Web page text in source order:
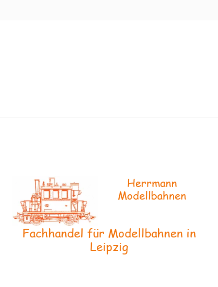
Herrmann
Modellbahnen
Fachhandel für Modellbahnen in
Leipzig